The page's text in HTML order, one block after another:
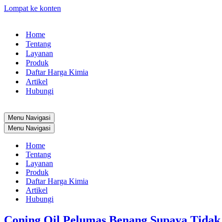
Lompat ke konten
Home
Tentang
Layanan
Produk
Daftar Harga Kimia
Artikel
Hubungi
Menu Navigasi
Menu Navigasi
Home
Tentang
Layanan
Produk
Daftar Harga Kimia
Artikel
Hubungi